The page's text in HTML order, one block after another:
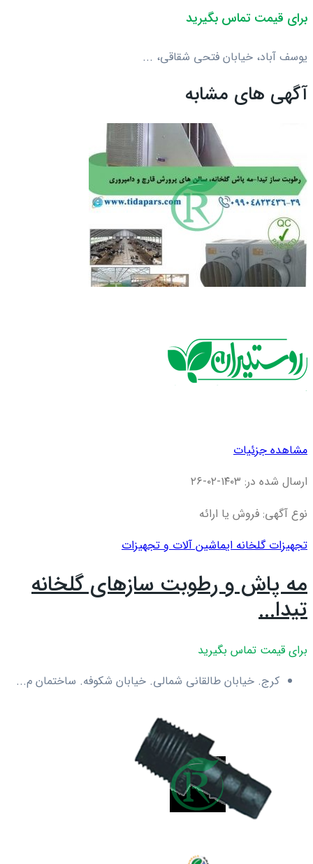
برای قیمت تماس بگیرید
یوسف آباد، خیابان فتحی شقاقی، ...
آگهی های مشابه
مشاهده جزئیات
ارسال شده در: ۱۴۰۳-۰۲-۲۶
نوع آگهی: فروش یا ارائه
تجهیزات گلخانه ایماشین آلات و تجهیزات
مه پاش و رطوبت سازهای گلخانه
تیدا...
برای قیمت تماس بگیرید
کرج. خیابان طالقانی شمالی. خیابان شکوفه. ساختمان م...